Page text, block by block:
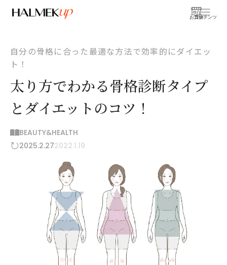
お買物
コンテンツ
自分の骨格に合った最適な方法で効率的にダイエッ
ト！
太り方でわかる骨格診断タイプ
とダイエットのコツ！
BEAUTY&HEALTH
2025.2.272022.1.19